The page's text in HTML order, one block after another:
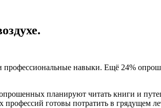
профессиональные навыки. Ещё 24%
планируют читать книги и
готовы потратить в грядущем